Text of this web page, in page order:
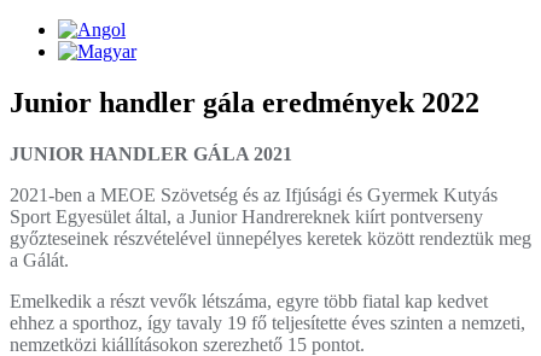
Junior handler gála eredmények 2022
JUNIOR HANDLER GÁLA 2021
2021-ben a MEOE Szövetség és az Ifjúsági és Gyermek Kutyás
Sport Egyesület által, a Junior Handrereknek kiírt pontverseny
győzteseinek részvételével ünnepélyes keretek között rendeztük meg
a Gálát.
Emelkedik a részt vevők létszáma, egyre több fiatal kap kedvet
ehhez a sporthoz, így tavaly 19 fő teljesítette éves szinten a nemzeti,
nemzetközi kiállításokon szerezhető 15 pontot.